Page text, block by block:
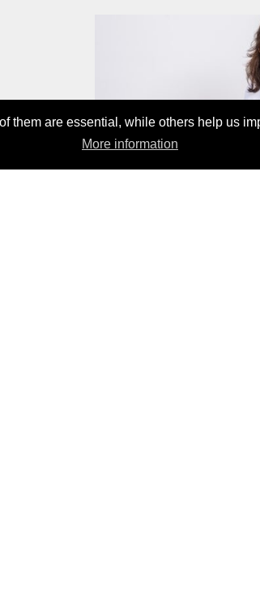
them are essential, while others help us
More information